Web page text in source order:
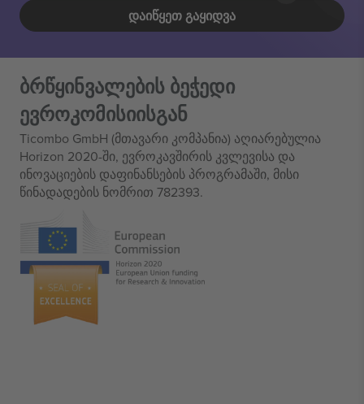
ᲓᲐᲘᲬᲧᲔᲗ ᲒᲐᲧᲘᲓᲕᲐ
ბრწყინვალების ბეჭედი
ევროკომისიისგან
Ticombo GmbH (მთავარი კომპანია) აღიარებულია
Horizon 2020-ში, ევროკავშირის კვლევისა და
ინოვაციების დაფინანსების პროგრამაში, მისი
წინადადების ნომრით 782393.